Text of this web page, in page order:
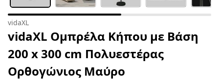
vidaXL
vidaXL Ομπρέλα Κήπου με Βάση
200 x 300 cm Πολυεστέρας
Ορθογώνιος Μαύρο